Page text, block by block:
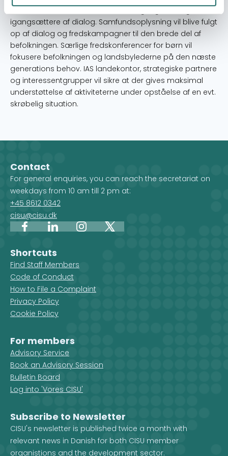
igangsættere af dialog. Samfundsoplysning vil blive fulgt
op af dialog og fredskampagner til den brede del af
befolkningen. Særlige fredskonferencer for børn vil
fokusere befolkningen og landsbylederne på den næste
generations behov. IAS landekontor, strategiske partnere
og interessentgrupper vil sikre at der gives maksimal
understøttelse af aktiviteterne under opståelse af en evt.
skrøbelig situation.
Contact
For general enquiries, you can reach the secretariat on
weekdays from 10 am till 2 pm at:
+45 8612 0342
cisu@cisu.dk
FacebookLinkedInInstagram
X
Shortcuts
Find Staff Members
Code of Conduct
How to File a Complaint
Privacy Policy
Cookie Policy
For members
Advisory Service
Book an Advisory Session
Bulletin Board
Log into 'Vores CISU'
Subscribe to Newsletter
CISU's newsletter is published twice a month with
relevant news in Danish for both CISU member
organistions and the development sector.